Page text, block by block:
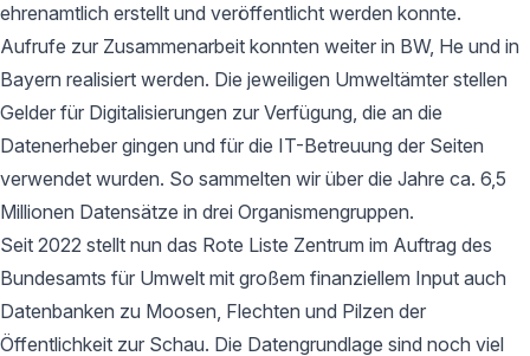
ehrenamtlich erstellt und veröffentlicht werden konnte.
Aufrufe zur Zusammenarbeit konnten weiter in BW, He und in
Bayern realisiert werden. Die jeweiligen Umweltämter stellen
Gelder für Digitalisierungen zur Verfügung, die an die
Datenerheber gingen und für die IT-Betreuung der Seiten
verwendet wurden. So sammelten wir über die Jahre ca. 6,5
Millionen Datensätze in drei Organismengruppen.
Seit 2022 stellt nun das Rote Liste Zentrum im Auftrag des
Bundesamts für Umwelt mit großem finanziellem Input auch
Datenbanken zu Moosen, Flechten und Pilzen der
Öffentlichkeit zur Schau. Die Datengrundlage sind noch viel